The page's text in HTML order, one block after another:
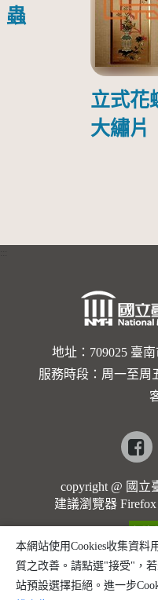
蟲
立式花
大繡片
地址：709025 臺
服務時段：周一至周
copyright @ 國立
建議瀏覽器
本網站使用Cookies收集資料
質之改善。請點選"接受"，
站預設選擇拒絕。進一步